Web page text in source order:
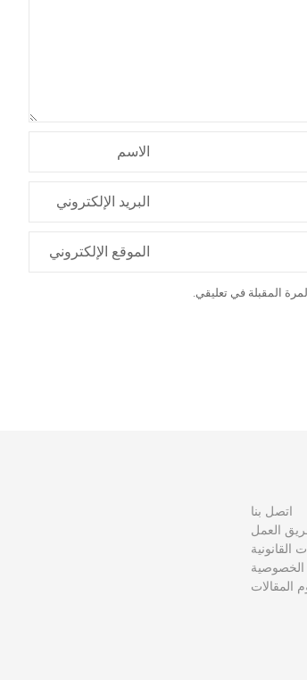
الاسم
البريد الإلكتروني
الموقع الإلكتروني
المقبلة في تعليقي.
اتصل بنا
العمل
القانونية
المقالات